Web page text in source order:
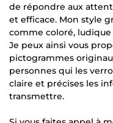
de répondre aux
et efficace. Mon style
comme coloré,
Je peux ainsi vous
pictogrammes
personnes qui les
claire et précises les
transmettre.